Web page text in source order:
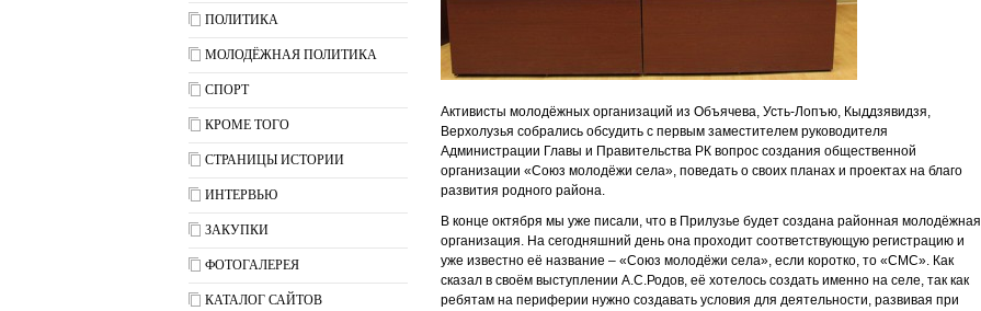
ПОЛИТИКА
МОЛОДЁЖНАЯ ПОЛИТИКА
СПОРТ
КРОМЕ ТОГО
СТРАНИЦЫ ИСТОРИИ
ИНТЕРВЬЮ
ЗАКУПКИ
ФОТОГАЛЕРЕЯ
КАТАЛОГ САЙТОВ
Активисты молодёжных организаций из Объячева, Усть-Лопъю, Кыддзявидзя,
Верхолузья собрались обсудить с первым заместителем руководителя
Администрации Главы и Правительства РК вопрос создания общественной
организации «Союз молодёжи села», поведать о своих планах и проектах на благо
развития родного района.
В конце октября мы уже писали, что в Прилузье будет создана районная молодёжная
организация. На сегодняшний день она проходит соответствующую регистрацию и
уже известно её название – «Союз молодёжи села», если коротко, то «СМС». Как
сказал в своём выступлении А.С.Родов, её хотелось создать именно на селе, так как
ребятам на периферии нужно создавать условия для деятельности, развивая при